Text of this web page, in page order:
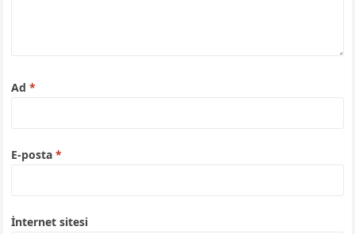
Ad*
E-posta*
İnternet sitesi